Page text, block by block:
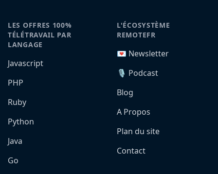
LES OFFRES 100%
TÉLÉTRAVAIL PAR
LANGAGE
Javascript
PHP
Ruby
Python
Java
Go
L'ÉCOSYSTÈME
REMOTEFR
💌 Newsletter
🎙️ Podcast
Blog
A Propos
Plan du site
Contact